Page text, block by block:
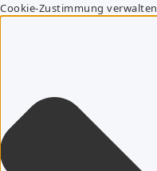
Cookie-Zustimmung verwalten